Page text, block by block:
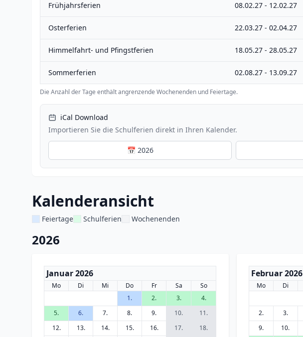
Frühjahrsferien 08.02.27 - 12.02.27
Osterferien 22.03.27 - 02.04.27
Himmelfahrt- und Pfingstferien 18.05.27 - 28.05.27
Sommerferien 02.08.27 - 13.09.27
Die Anzahl der Tage enthält angrenzende Wochenenden und Feiertage.
iCal Download
Importieren Sie die Schulferien direkt in Ihren Kalender.
📅 2026
Kalenderansicht
Feiertage Schulferien Wochenenden
2026
Januar 2026
Mo Di Mi Do Fr Sa
So
1.
2. 3.
4.
5.
6. 7. 8. 9. 10.
11.
12.
13. 14. 15. 16. 17.
18.
Februar 2026
Mo Di
2.
3.
9.
10.